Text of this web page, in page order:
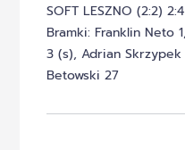
SOFT LESZNO (2:2) 2:4
Bramki: Franklin Neto
3 (s), Adrian
Betowski 27